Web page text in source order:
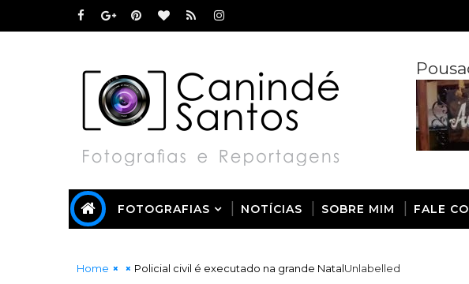
FOTOGRAFIAS NOTÍCIAS SOBRE MIM FALE
Home Unlabelled
Policial civil é executado na grande Natal